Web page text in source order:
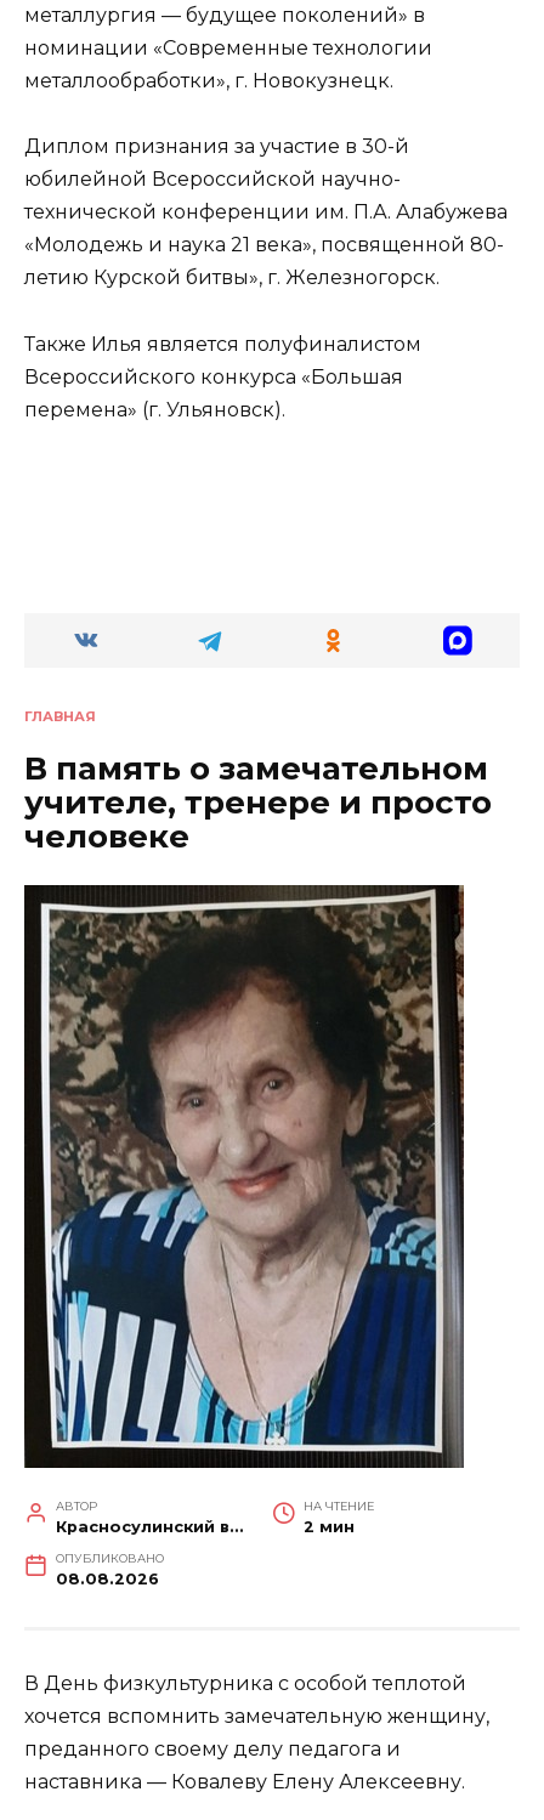
металлургия — будущее поколений» в
номинации «Современные технологии
металлообработки», г. Новокузнецк.
Диплом признания за участие в 30-й
юбилейной Всероссийской научно-
технической конференции им. П.А. Алабужева
«Молодежь и наука 21 века», посвященной 80-
летию Курской битвы», г. Железногорск.
Также Илья является полуфиналистом
Всероссийского конкурса «Большая
перемена» (г. Ульяновск).
ГЛАВНАЯ
В память о замечательном
учителе, тренере и просто
человеке
АВТОР
Красносулинский вестник
НА ЧТЕНИЕ
2 мин
ОПУБЛИКОВАНО
08.08.2026
В День физкультурника с особой теплотой
хочется вспомнить замечательную женщину,
преданного своему делу педагога и
наставника — Ковалеву Елену Алексеевну.